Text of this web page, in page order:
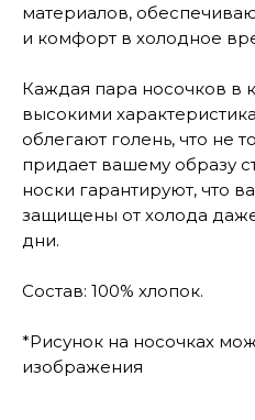
материалов,
и комфорт в холодное
Каждая пара носочков в
высокими
облегают голень, что не
придает вашему образу
носки гарантируют, что
защищены от холода
дни.
Состав: 100% хлопок.
*Рисунок на носочках
изображения